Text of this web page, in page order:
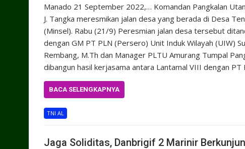
Manado 21 September 2022,… Komandan Pangkalan
J. Tangka meresmikan jalan desa yang berada di Desa
(Minsel). Rabu (21/9) Peresmian jalan desa tersebut
dengan GM PT PLN (Persero) Unit Induk Wilayah (UIW)
Rembang, M.Th dan Manager PLTU Amurang Tumpal
dibangun hasil kerjasama antara Lantamal VIII dengan
BACA SELENGKAPNYA
TNI AL
Jaga Soliditas, Danbrigif 2 Marinir